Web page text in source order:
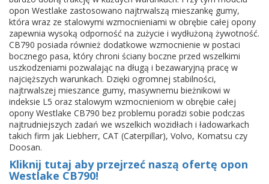
opon Westlake zastosowano najtrwalszą mieszankę gumy,
która wraz ze stalowymi wzmocnieniami w obrębie całej opony
zapewnia wysoką odporność na zużycie i wydłużoną żywotność.
CB790 posiada również dodatkowe wzmocnienie w postaci
bocznego pasa, który chroni ściany boczne przed wszelkimi
uszkodzeniami pozwalając na długą i bezawaryjną pracę w
najcięższych warunkach. Dzięki ogromnej stabilności,
najtrwalszej mieszance gumy, masywnemu bieżnikowi w
indeksie L5 oraz stalowym wzmocnieniom w obrębie całej
opony Westlake CB790 bez problemu poradzi sobie podczas
najtrudniejszych zadań we wszelkich wozidłach i ładowarkach
takich firm jak Liebherr, CAT (Caterpillar), Volvo, Komatsu czy
Doosan.
Kliknij tutaj aby przejrzeć naszą ofertę opon
Westlake CB790!